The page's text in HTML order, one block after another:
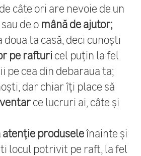
câte ori are nevoie de un
sau de o mână de ajutor;
doua ta casă, deci cunoști
pe rafturi cel puțin la fel
pe cea din debaraua ta;
dar chiar îți place să
ce lucruri ai, câte și
atenție produseleînainte și
locul potrivit pe raft, la fel